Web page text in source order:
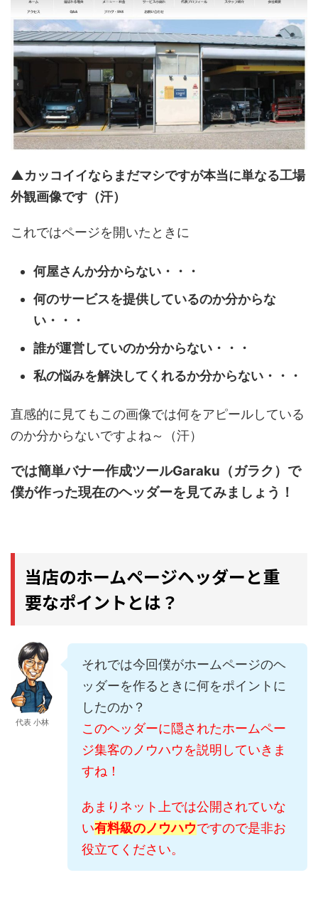
▲カッコイイならまだマシですが本当に単なる工場
外観画像です（汗）
これではページを開いたときに
何屋さんか分からない・・・
何のサービスを提供しているのか分からな
い・・・
誰が運営していのか分からない・・・
私の悩みを解決してくれるか分からない・・・
直感的に見てもこの画像では何をアピールしている
のか分からないですよね～（汗）
では簡単バナー作成ツールGaraku（ガラク）で
僕が作った現在のヘッダーを見てみましょう！
当店のホームページヘッダーと重
要なポイントとは？
代表 小林
それでは今回僕がホームページのヘ
ッダーを作るときに何をポイントに
したのか？
このヘッダーに隠されたホームペー
ジ集客のノウハウを説明していきま
すね！
あまりネット上では公開されていな
い有料級のノウハウですので是非お
役立てください。